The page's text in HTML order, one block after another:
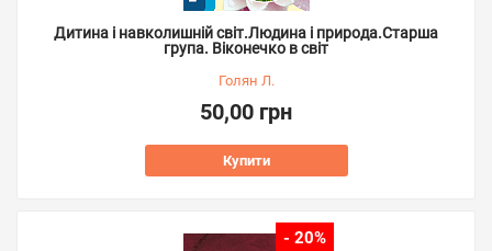
Дитина і навколишній світ.Людина і природа.Старша
група. Віконечко в світ
Голян Л.
50,00 грн
Купити
- 20%